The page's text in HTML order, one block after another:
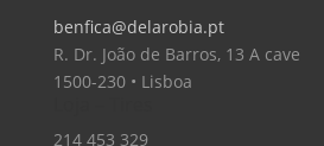
benfica@delarobia.pt
R. Dr. João de Barros, 13 A cave
1500-230 • Lisboa
214 453 329